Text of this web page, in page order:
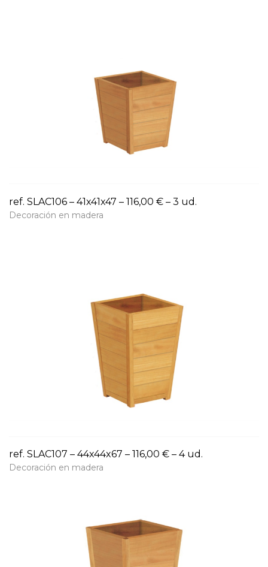
ref. SLAC106 – 41x41x47 – 116,00 € – 3 ud.
Decoración en madera
ref. SLAC107 – 44x44x67 – 116,00 € – 4 ud.
Decoración en madera